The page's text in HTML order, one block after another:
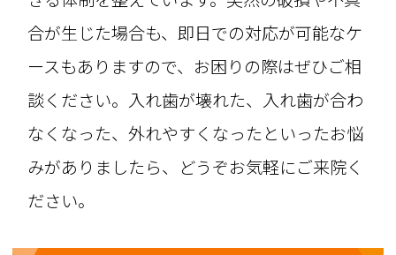
合が生じた場合も、即日での対応が可能なケ
ースもありますので、お困りの際はぜひご相
談ください。入れ歯が壊れた、入れ歯が合わ
なくなった、外れやすくなったといったお悩
みがありましたら、どうぞお気軽にご来院く
ださい。